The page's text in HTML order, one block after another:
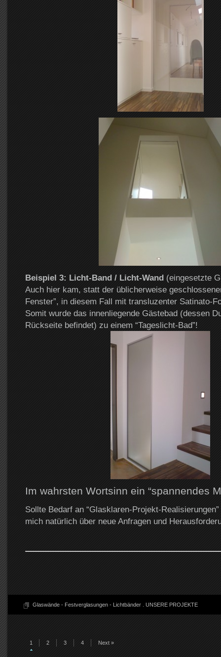
Beispiel 3: Licht-Band / Licht-Wand(eingesetzte
Auch hier kam, statt der üblicherweise
Fenster”, in diesem Fall mit transluzenter Satinato-
Somit wurde das innenliegende Gästebad (dessen
Rückseite befindet) zu einem “Tageslicht-Bad”!
Im wahrsten Wortsinn ein “spannendes
Sollte Bedarf an “Glasklaren-Projekt-
mich natürlich über neue Anfragen und
Glaswände - Festverglasungen - Lichtbänder. UNSERE PROJEKTE
1 2 3 4 Next »